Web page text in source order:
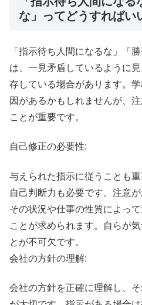
な」ってどうすればい
「指示待ち人間になるな」「
は、一見矛盾しているように
存している場合があります。
因があるかもしれませんが、
ことが重要です。
自己修正の必要性:
与えられた指示に従うことも
自己判断力も必要です。注意
その状況や仕事の性質によっ
ことが求められます。自らが
とが不可欠です。
会社の方針の理解:
会社の方針を正確に理解し、